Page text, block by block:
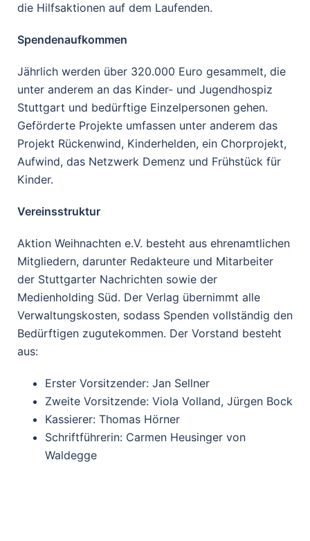
die Hilfsaktionen auf dem Laufenden.
Spendenaufkommen
Jährlich werden über 320.000 Euro gesammelt, die
unter anderem an das Kinder- und Jugendhospiz
Stuttgart und bedürftige Einzelpersonen gehen.
Geförderte Projekte umfassen unter anderem das
Projekt Rückenwind, Kinderhelden, ein Chorprojekt,
Aufwind, das Netzwerk Demenz und Frühstück für
Kinder.
Vereinsstruktur
Aktion Weihnachten e.V. besteht aus ehrenamtlichen
Mitgliedern, darunter Redakteure und Mitarbeiter
der Stuttgarter Nachrichten sowie der
Medienholding Süd. Der Verlag übernimmt alle
Verwaltungskosten, sodass Spenden vollständig den
Bedürftigen zugutekommen. Der Vorstand besteht
aus:
Erster Vorsitzender: Jan Sellner
Zweite Vorsitzende: Viola Volland, Jürgen Bock
Kassierer: Thomas Hörner
Schriftführerin: Carmen Heusinger von
Waldegge